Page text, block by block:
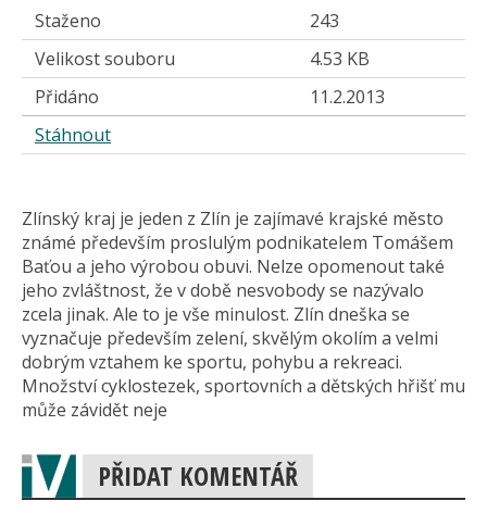
Staženo
243
Velikost souboru
4.53 KB
Přidáno
11.2.2013
Stáhnout
Zlínský kraj je jeden z Zlín je zajímavé krajské město
známé především proslulým podnikatelem Tomášem
Baťou a jeho výrobou obuvi. Nelze opomenout také
jeho zvláštnost, že v době nesvobody se nazývalo
zcela jinak. Ale to je vše minulost. Zlín dneška se
vyznačuje především zelení, skvělým okolím a velmi
dobrým vztahem ke sportu, pohybu a rekreaci.
Množství cyklostezek, sportovních a dětských hřišť mu
může závidět neje
PŘIDAT KOMENTÁŘ